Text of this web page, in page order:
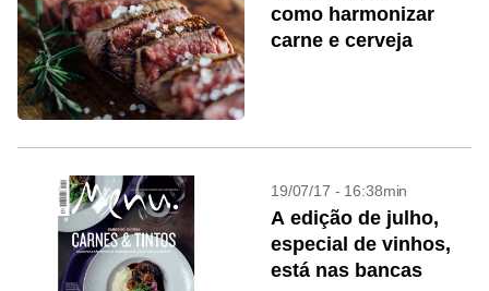
como harmonizar
carne e cerveja
19/07/17 - 16:38min
A edição de julho,
especial de vinhos,
está nas bancas